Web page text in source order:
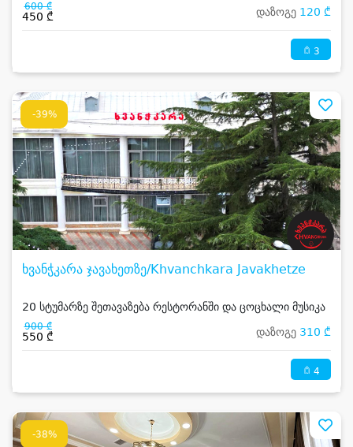
600 ₾
450 ₾ დაზოგე 120 ₾
3
-39%
ხვანჭკარა ჯავახეთზე/Khvanchkara Javakhetze
20 სტუმარზე შეთავაზება რესტორანში და ცოცხალი მუსიკა
900 ₾
550 ₾ დაზოგე 310 ₾
4
-38%